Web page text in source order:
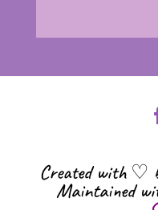
Created with ♡
Maintained